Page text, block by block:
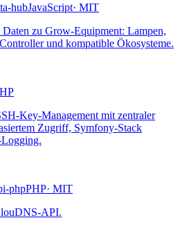
hubJavaScript· MIT
zu Grow-Equipment: Lampen,
und kompatible Ökosysteme.
Key-Management mit zentraler
Zugriff, Symfony-Stack
phpPHP· MIT
API.